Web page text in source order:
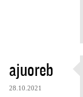
ajuoreb
28.10.2021